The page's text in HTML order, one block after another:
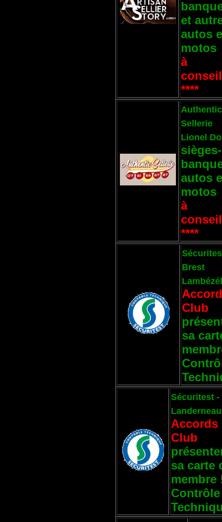
et
autos
motos
à
****
Authentic
Sellerie
Lionel
sièges-
autos
motos
à
****
Brest
Club
sa
Sécuritest -
Landerneau
Accords
Club
sa carte
membre
Contrôle